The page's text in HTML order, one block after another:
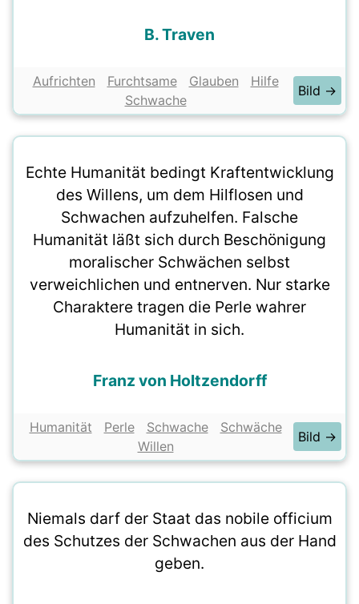
B. Traven
Aufrichten Furchtsame Glauben
Hilfe
Schwache
Bild →
Echte Humanität bedingt Kraftentwicklung
des Willens, um dem Hilflosen und
Schwachen aufzuhelfen. Falsche
Humanität läßt sich durch Beschönigung
moralischer Schwächen selbst
verweichlichen und entnerven. Nur starke
Charaktere tragen die Perle wahrer
Humanität in sich.
Franz von Holtzendorff
Humanität Perle Schwache
Schwäche
Willen
Bild →
Niemals darf der Staat das nobile officium
des Schutzes der Schwachen aus der Hand
geben.